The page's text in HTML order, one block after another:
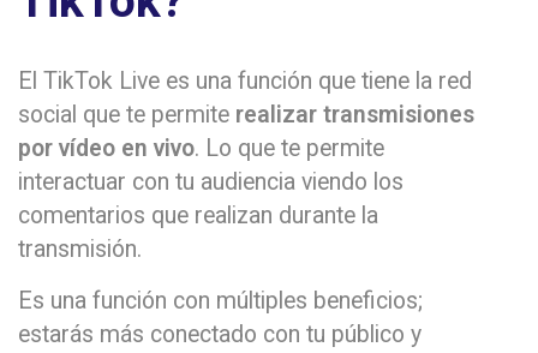
El TikTok Live es una función que tiene la red
social que te permite realizar transmisiones
por vídeo en vivo. Lo que te permite
interactuar con tu audiencia viendo los
comentarios que realizan durante la
transmisión.
Es una función con múltiples beneficios;
estarás más conectado con tu público y